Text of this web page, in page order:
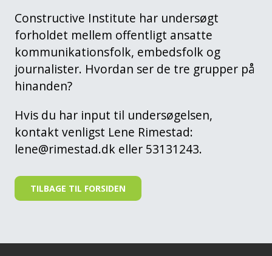
Constructive Institute har undersøgt
forholdet mellem offentligt ansatte
kommunikationsfolk, embedsfolk og
journalister. Hvordan ser de tre grupper på
hinanden?
Hvis du har input til undersøgelsen,
kontakt venligst Lene Rimestad:
lene@rimestad.dk eller 53131243.
TILBAGE TIL FORSIDEN